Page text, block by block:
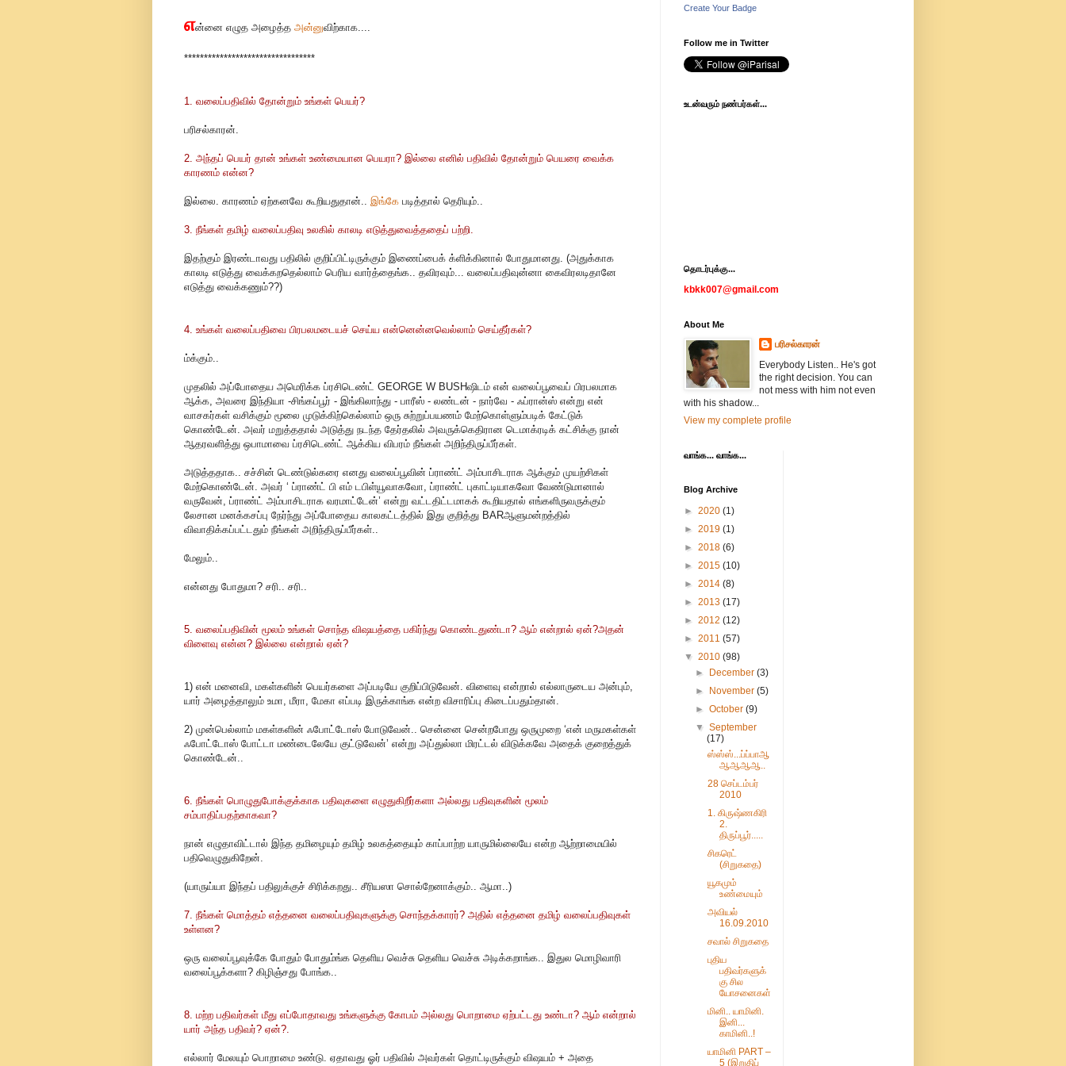
என்னை எழுத அழைத்த அன்னுவிற்காக....
*********************************
1. வலைப்பதிவில் தோன்றும் உங்கள் பெயர்?
பரிசல்காரன்.
2. அந்தப் பெயர் தான் உங்கள் உண்மையான பெயரா? இல்லை எனில் பதிவில் தோன்றும் பெயரை வைக்க
காரணம் என்ன?
இல்லை. காரணம் ஏற்கனவே கூறியதுதான்.. இங்கே படித்தால் தெரியும்..
3. நீங்கள் தமிழ் வலைப்பதிவு உலகில் காலடி எடுத்துவைத்ததைப் பற்றி.
இதற்கும் இரண்டாவது பதிலில் குறிப்பிட்டிருக்கும் இணைப்பைக் க்ளிக்கினால் போதுமானது. (அதுக்காக
காலடி எடுத்து வைக்கறதெல்லாம் பெரிய வார்த்தைங்க.. தவிரவும்... வலைப்பதிவுன்னா கைவிரலடிதானே
எடுத்து வைக்கணும்??)
4. உங்கள் வலைப்பதிவை பிரபலமடையச் செய்ய என்னென்னவெல்லாம் செய்தீர்கள்?
ம்க்கும்..
முதலில் அப்போதைய அமெரிக்க ப்ரசிடெண்ட் GEORGE W BUSHஷிடம் என் வலைப்பூவைப் பிரபலமாக
ஆக்க, அவரை இந்தியா -சிங்கப்பூர் - இங்கிலாந்து - பாரீஸ் - லண்டன் - நார்வே - ஃப்ரான்ஸ் என்று என்
வாசகர்கள் வசிக்கும் மூலை முடுக்கிற்கெல்லாம் ஒரு சுற்றுப்பயணம் மேற்கொள்ளும்படிக் கேட்டுக்
கொண்டேன். அவர் மறுத்ததால் அடுத்து நடந்த தேர்தலில் அவருக்கெதிரான டெமாக்ரடிக் கட்சிக்கு நான்
ஆதரவளித்து ஒபாமாவை ப்ரசிடெண்ட் ஆக்கிய விபரம் நீங்கள் அறிந்திருப்பீர்கள்.
அடுத்ததாக.. சச்சின் டெண்டுல்கரை எனது வலைப்பூவின் ப்ராண்ட் அம்பாசிடராக ஆக்கும் முயற்சிகள்
மேற்கொண்டேன். அவர் ‘ ப்ராண்ட் பி எம் டபிள்யூவாகவோ, ப்ராண்ட் புகாட்டியாகவோ வேண்டுமானால்
வருவேன், ப்ராண்ட் அம்பாசிடராக வரமாட்டேன்’ என்று வட்டதிட்டமாகக் கூறியதால் எங்களிருவருக்கும்
லேசான மனக்கசப்பு நேர்ந்து அப்போதைய காலகட்டத்தில் இது குறித்து BARஆளுமன்றத்தில்
விவாதிக்கப்பட்டதும் நீங்கள் அறிந்திருப்பீர்கள்..
மேலும்..
என்னது போதுமா? சரி.. சரி..
5. வலைப்பதிவின் மூலம் உங்கள் சொந்த விஷயத்தை பகிர்ந்து கொண்டதுண்டா? ஆம் என்றால் ஏன்?அதன்
விளைவு என்ன? இல்லை என்றால் ஏன்?
1) என் மனைவி, மகள்களின் பெயர்களை அப்படியே குறிப்பிடுவேன். விளைவு என்றால் எல்லாருடைய அன்பும்,
யார் அழைத்தாலும் உமா, மீரா, மேகா எப்படி இருக்காங்க என்ற விசாரிப்பு கிடைப்பதும்தான்.
2) முன்பெல்லாம் மகள்களின் ஃபோட்டோஸ் போடுவேன்.. சென்னை சென்றபோது ஒருமுறை ‘என் மருமகள்கள்
ஃபோட்டோஸ் போட்டா மண்டைலேயே குட்டுவேன்’ என்று அப்துல்லா மிரட்டல் விடுக்கவே அதைக் குறைத்துக்
கொண்டேன்..
6. நீங்கள் பொழுதுபோக்குக்காக பதிவுகளை எழுதுகிறீர்களா அல்லது பதிவுகளின் மூலம்
சம்பாதிப்பதற்காகவா?
நான் எழுதாவிட்டால் இந்த தமிழையும் தமிழ் உலகத்தையும் காப்பாற்ற யாருமில்லையே என்ற ஆற்றாமையில்
பதிவெழுதுகிறேன்.
(யாருய்யா இந்தப் பதிலுக்குச் சிரிக்கறது.. சீரியஸா சொல்றேனாக்கும்.. ஆமா..)
7. நீங்கள் மொத்தம் எத்தனை வலைப்பதிவுகளுக்கு சொந்தக்காரர்? அதில் எத்தனை தமிழ் வலைப்பதிவுகள்
உள்ளன?
ஒரு வலைப்பூவுக்கே போதும் போதும்ங்க தெளிய வெச்சு தெளிய வெச்சு அடிக்கறாங்க.. இதுல மொழிவாரி
வலைப்பூக்களா? கிழிஞ்சது போங்க..
8. மற்ற பதிவர்கள் மீது எப்போதாவது உங்களுக்கு கோபம் அல்லது பொறாமை ஏற்பட்டது உண்டா? ஆம் என்றால்
யார் அந்த பதிவர்? ஏன்?.
எல்லார் மேலயும் பொறாமை உண்டு. ஏதாவது ஓர் பதிவில் அவர்கள் தொட்டிருக்கும் விஷயம் + அதை
Create Your Badge
Follow me in Twitter
உடன்வரும் நண்பர்கள்...
தொடர்புக்கு...
kbkk007@gmail.com
About Me
பரிசல்காரன்
Everybody Listen.. He's got
the right decision. You can
not mess with him not even
with his shadow...
View my complete profile
வாங்க... வாங்க...
Blog Archive
► 2020 (1)
► 2019 (1)
► 2018 (6)
► 2015 (10)
► 2014 (8)
► 2013 (17)
► 2012 (12)
► 2011 (57)
▼ 2010 (98)
►
December(3)
►
November(5)
►October(9)
▼September
(17)
ஸ்ஸ்ஸ்...ப்ப்பாஆ
ஆஆஆஆ..
28 செப்டம்பர்
2010
1. கிருஷ்ணகிரி
2.
திருப்பூர்.....
சிகரெட்
(சிறுகதை)
யூகமும்
உண்மையும்
அவியல்
16.09.2010
சவால் சிறுகதை
புதிய
பதிவர்களுக்
கு சில
யோசனைகள்
மினி.. யாமினி.
இனி...
காமினி..!
யாமினி PART –
5 (இறுதிப்